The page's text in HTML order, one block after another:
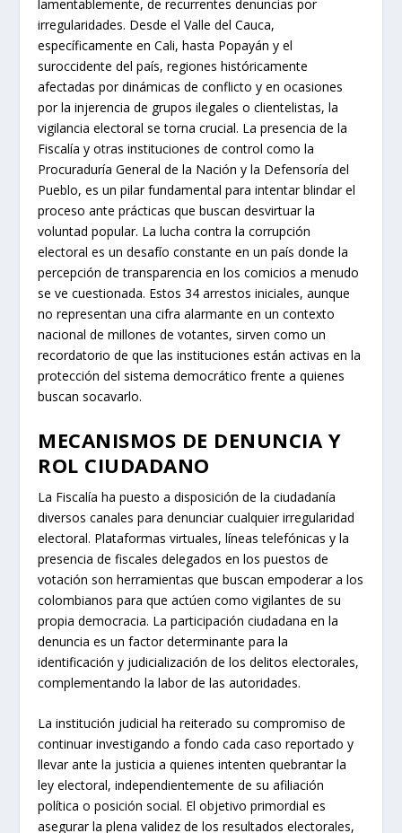
lamentablemente, de recurrentes denuncias por
irregularidades. Desde el Valle del Cauca,
específicamente en Cali, hasta Popayán y el
suroccidente del país, regiones históricamente
afectadas por dinámicas de conflicto y en ocasiones
por la injerencia de grupos ilegales o clientelistas, la
vigilancia electoral se torna crucial. La presencia de la
Fiscalía y otras instituciones de control como la
Procuraduría General de la Nación y la Defensoría del
Pueblo, es un pilar fundamental para intentar blindar el
proceso ante prácticas que buscan desvirtuar la
voluntad popular. La lucha contra la corrupción
electoral es un desafío constante en un país donde la
percepción de transparencia en los comicios a menudo
se ve cuestionada. Estos 34 arrestos iniciales, aunque
no representan una cifra alarmante en un contexto
nacional de millones de votantes, sirven como un
recordatorio de que las instituciones están activas en la
protección del sistema democrático frente a quienes
buscan socavarlo.
MECANISMOS DE DENUNCIA Y
ROL CIUDADANO
La Fiscalía ha puesto a disposición de la ciudadanía
diversos canales para denunciar cualquier irregularidad
electoral. Plataformas virtuales, líneas telefónicas y la
presencia de fiscales delegados en los puestos de
votación son herramientas que buscan empoderar a los
colombianos para que actúen como vigilantes de su
propia democracia. La participación ciudadana en la
denuncia es un factor determinante para la
identificación y judicialización de los delitos electorales,
complementando la labor de las autoridades.
La institución judicial ha reiterado su compromiso de
continuar investigando a fondo cada caso reportado y
llevar ante la justicia a quienes intenten quebrantar la
ley electoral, independientemente de su afiliación
política o posición social. El objetivo primordial es
asegurar la plena validez de los resultados electorales,